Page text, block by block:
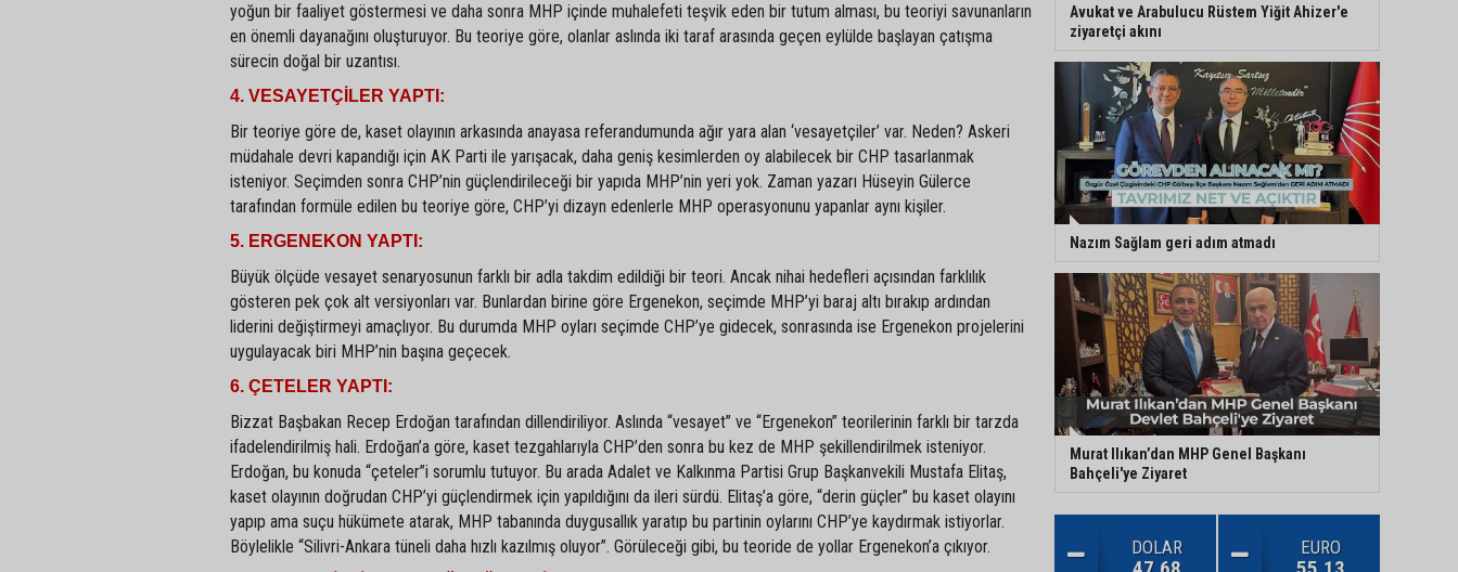
yoğun bir faaliyet göstermesi ve daha sonra MHP içinde muhalefeti teşvik eden bir tutum alması, bu teoriyi savunanların
en önemli dayanağını oluşturuyor. Bu teoriye göre, olanlar aslında iki taraf arasında geçen eylülde başlayan çatışma
sürecin doğal bir uzantısı.
4. VESAYETÇİLER YAPTI:
Bir teoriye göre de, kaset olayının arkasında anayasa referandumunda ağır yara alan ‘vesayetçiler’ var. Neden? Askeri
müdahale devri kapandığı için AK Parti ile yarışacak, daha geniş kesimlerden oy alabilecek bir CHP tasarlanmak
isteniyor. Seçimden sonra CHP’nin güçlendirileceği bir yapıda MHP’nin yeri yok. Zaman yazarı Hüseyin Gülerce
tarafından formüle edilen bu teoriye göre, CHP’yi dizayn edenlerle MHP operasyonunu yapanlar aynı kişiler.
5. ERGENEKON YAPTI:
Büyük ölçüde vesayet senaryosunun farklı bir adla takdim edildiği bir teori. Ancak nihai hedefleri açısından farklılık
gösteren pek çok alt versiyonları var. Bunlardan birine göre Ergenekon, seçimde MHP’yi baraj altı bırakıp ardından
liderini değiştirmeyi amaçlıyor. Bu durumda MHP oyları seçimde CHP’ye gidecek, sonrasında ise Ergenekon projelerini
uygulayacak biri MHP’nin başına geçecek.
6. ÇETELER YAPTI:
Bizzat Başbakan Recep Erdoğan tarafından dillendiriliyor. Aslında “vesayet” ve “Ergenekon” teorilerinin farklı bir tarzda
ifadelendirilmiş hali. Erdoğan’a göre, kaset tezgahlarıyla CHP’den sonra bu kez de MHP şekillendirilmek isteniyor.
Erdoğan, bu konuda “çeteler”i sorumlu tutuyor. Bu arada Adalet ve Kalkınma Partisi Grup Başkanvekili Mustafa Elitaş,
kaset olayının doğrudan CHP’yi güçlendirmek için yapıldığını da ileri sürdü. Elitaş’a göre, “derin güçler” bu kaset olayını
yapıp ama suçu hükümete atarak, MHP tabanında duygusallık yaratıp bu partinin oylarını CHP’ye kaydırmak istiyorlar.
Böylelikle “Silivri-Ankara tüneli daha hızlı kazılmış oluyor”. Görüleceği gibi, bu teoride de yollar Ergenekon’a çıkıyor.
Avukat ve Arabulucu Rüstem Yiğit Ahizer'e
ziyaretçi akını
Nazım Sağlam geri adım atmadı
Murat Ilıkan’dan MHP Genel Başkanı
Bahçeli'ye Ziyaret
DOLAR EURO